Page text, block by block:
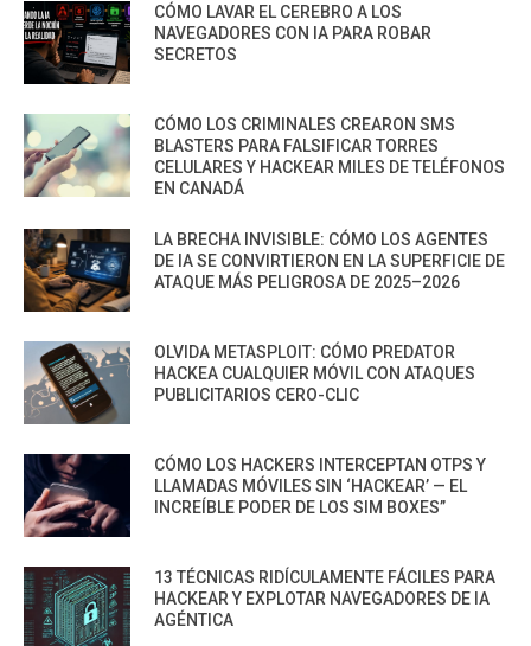
CÓMO LAVAR EL CEREBRO A LOS
NAVEGADORES CON IA PARA ROBAR
SECRETOS
CÓMO LOS CRIMINALES CREARON SMS
BLASTERS PARA FALSIFICAR TORRES
CELULARES Y HACKEAR MILES DE TELÉFONOS
EN CANADÁ
LA BRECHA INVISIBLE: CÓMO LOS AGENTES
DE IA SE CONVIRTIERON EN LA SUPERFICIE DE
ATAQUE MÁS PELIGROSA DE 2025–2026
OLVIDA METASPLOIT: CÓMO PREDATOR
HACKEA CUALQUIER MÓVIL CON ATAQUES
PUBLICITARIOS CERO-CLIC
CÓMO LOS HACKERS INTERCEPTAN OTPS Y
LLAMADAS MÓVILES SIN ‘HACKEAR’ — EL
INCREÍBLE PODER DE LOS SIM BOXES”
13 TÉCNICAS RIDÍCULAMENTE FÁCILES PARA
HACKEAR Y EXPLOTAR NAVEGADORES DE IA
AGÉNTICA